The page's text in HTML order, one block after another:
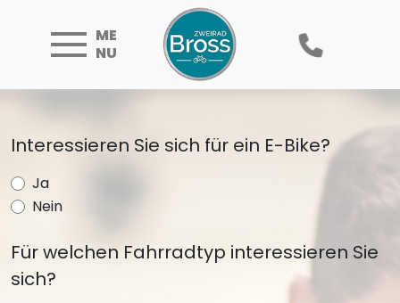
ME
NU
Interessieren Sie sich für ein E-Bike?
Ja
Nein
Für welchen Fahrradtyp interessieren Sie
sich?